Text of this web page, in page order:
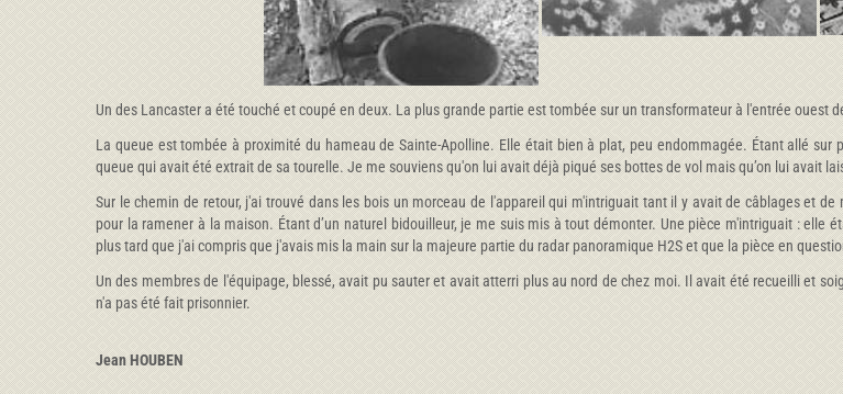
Un des Lancaster a été touché et coupé en deux. La plus grande partie est tombée sur un transformateur à l'entrée ouest
La queue est tombée à proximité du hameau de Sainte-Apolline. Elle était bien à plat, peu endommagée. Étant allé
queue qui avait été extrait de sa tourelle. Je me souviens qu'on lui avait déjà piqué ses bottes de vol mais qu’on lui avait
Sur le chemin de retour, j'ai trouvé dans les bois un morceau de l'appareil qui m'intriguait tant il y avait de câblages et
pour la ramener à la maison. Étant d’un naturel bidouilleur, je me suis mis à tout démonter. Une pièce m'intriguait : elle
plus tard que j'ai compris que j'avais mis la main sur la majeure partie du radar panoramique H2S et que la pièce en
Un des membres de l'équipage, blessé, avait pu sauter et avait atterri plus au nord de chez moi. Il avait été recueilli et
n'a pas été fait prisonnier.
Jean HOUBEN